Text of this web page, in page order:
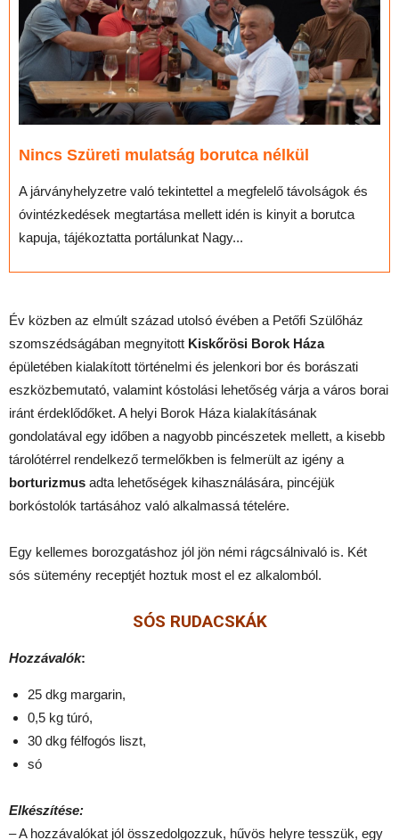
Nincs Szüreti mulatság borutca nélkül
A járványhelyzetre való tekintettel a megfelelő távolságok és
óvintézkedések megtartása mellett idén is kinyit a borutca
kapuja, tájékoztatta portálunkat Nagy...
Év közben az elmúlt század utolsó évében a Petőfi Szülőház
szomszédságában megnyitott Kiskőrösi Borok Háza
épületében kialakított történelmi és jelenkori bor és borászati
eszközbemutató, valamint kóstolási lehetőség várja a város borai
iránt érdeklődőket. A helyi Borok Háza kialakításának
gondolatával egy időben a nagyobb pincészetek mellett, a kisebb
tárolótérrel rendelkező termelőkben is felmerült az igény a
borturizmus adta lehetőségek kihasználására, pincéjük
borkóstolók tartásához való alkalmassá tételére.
Egy kellemes borozgatáshoz jól jön némi rágcsálnivaló is. Két
sós sütemény receptjét hoztuk most el ez alkalomból.
SÓS RUDACSKÁK
Hozzávalók:
25 dkg margarin,
0,5 kg túró,
30 dkg félfogós liszt,
só
Elkészítése:
– A hozzávalókat jól összedolgozzuk, hűvös helyre tesszük, egy